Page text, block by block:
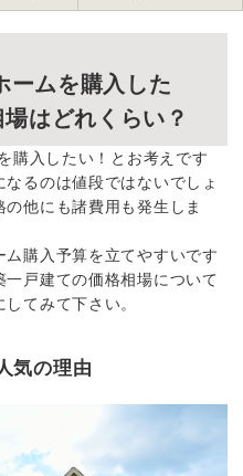
ームを購入した
はどれくらい？
購入したい！とお考えです
るのは値段ではないでしょ
他にも諸費用も発生しま
購入予算を立てやすいです
戸建ての価格相場について
てみて下さい。
気の理由